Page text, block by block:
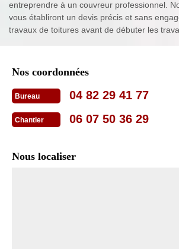
entreprendre à un couvreur professionnel.
vous établiront un devis précis et sans
travaux de toitures avant de débuter les
Nos coordonnées
Bureau 04 82 29 41 77
Chantier 06 07 50 36 29
Nous localiser